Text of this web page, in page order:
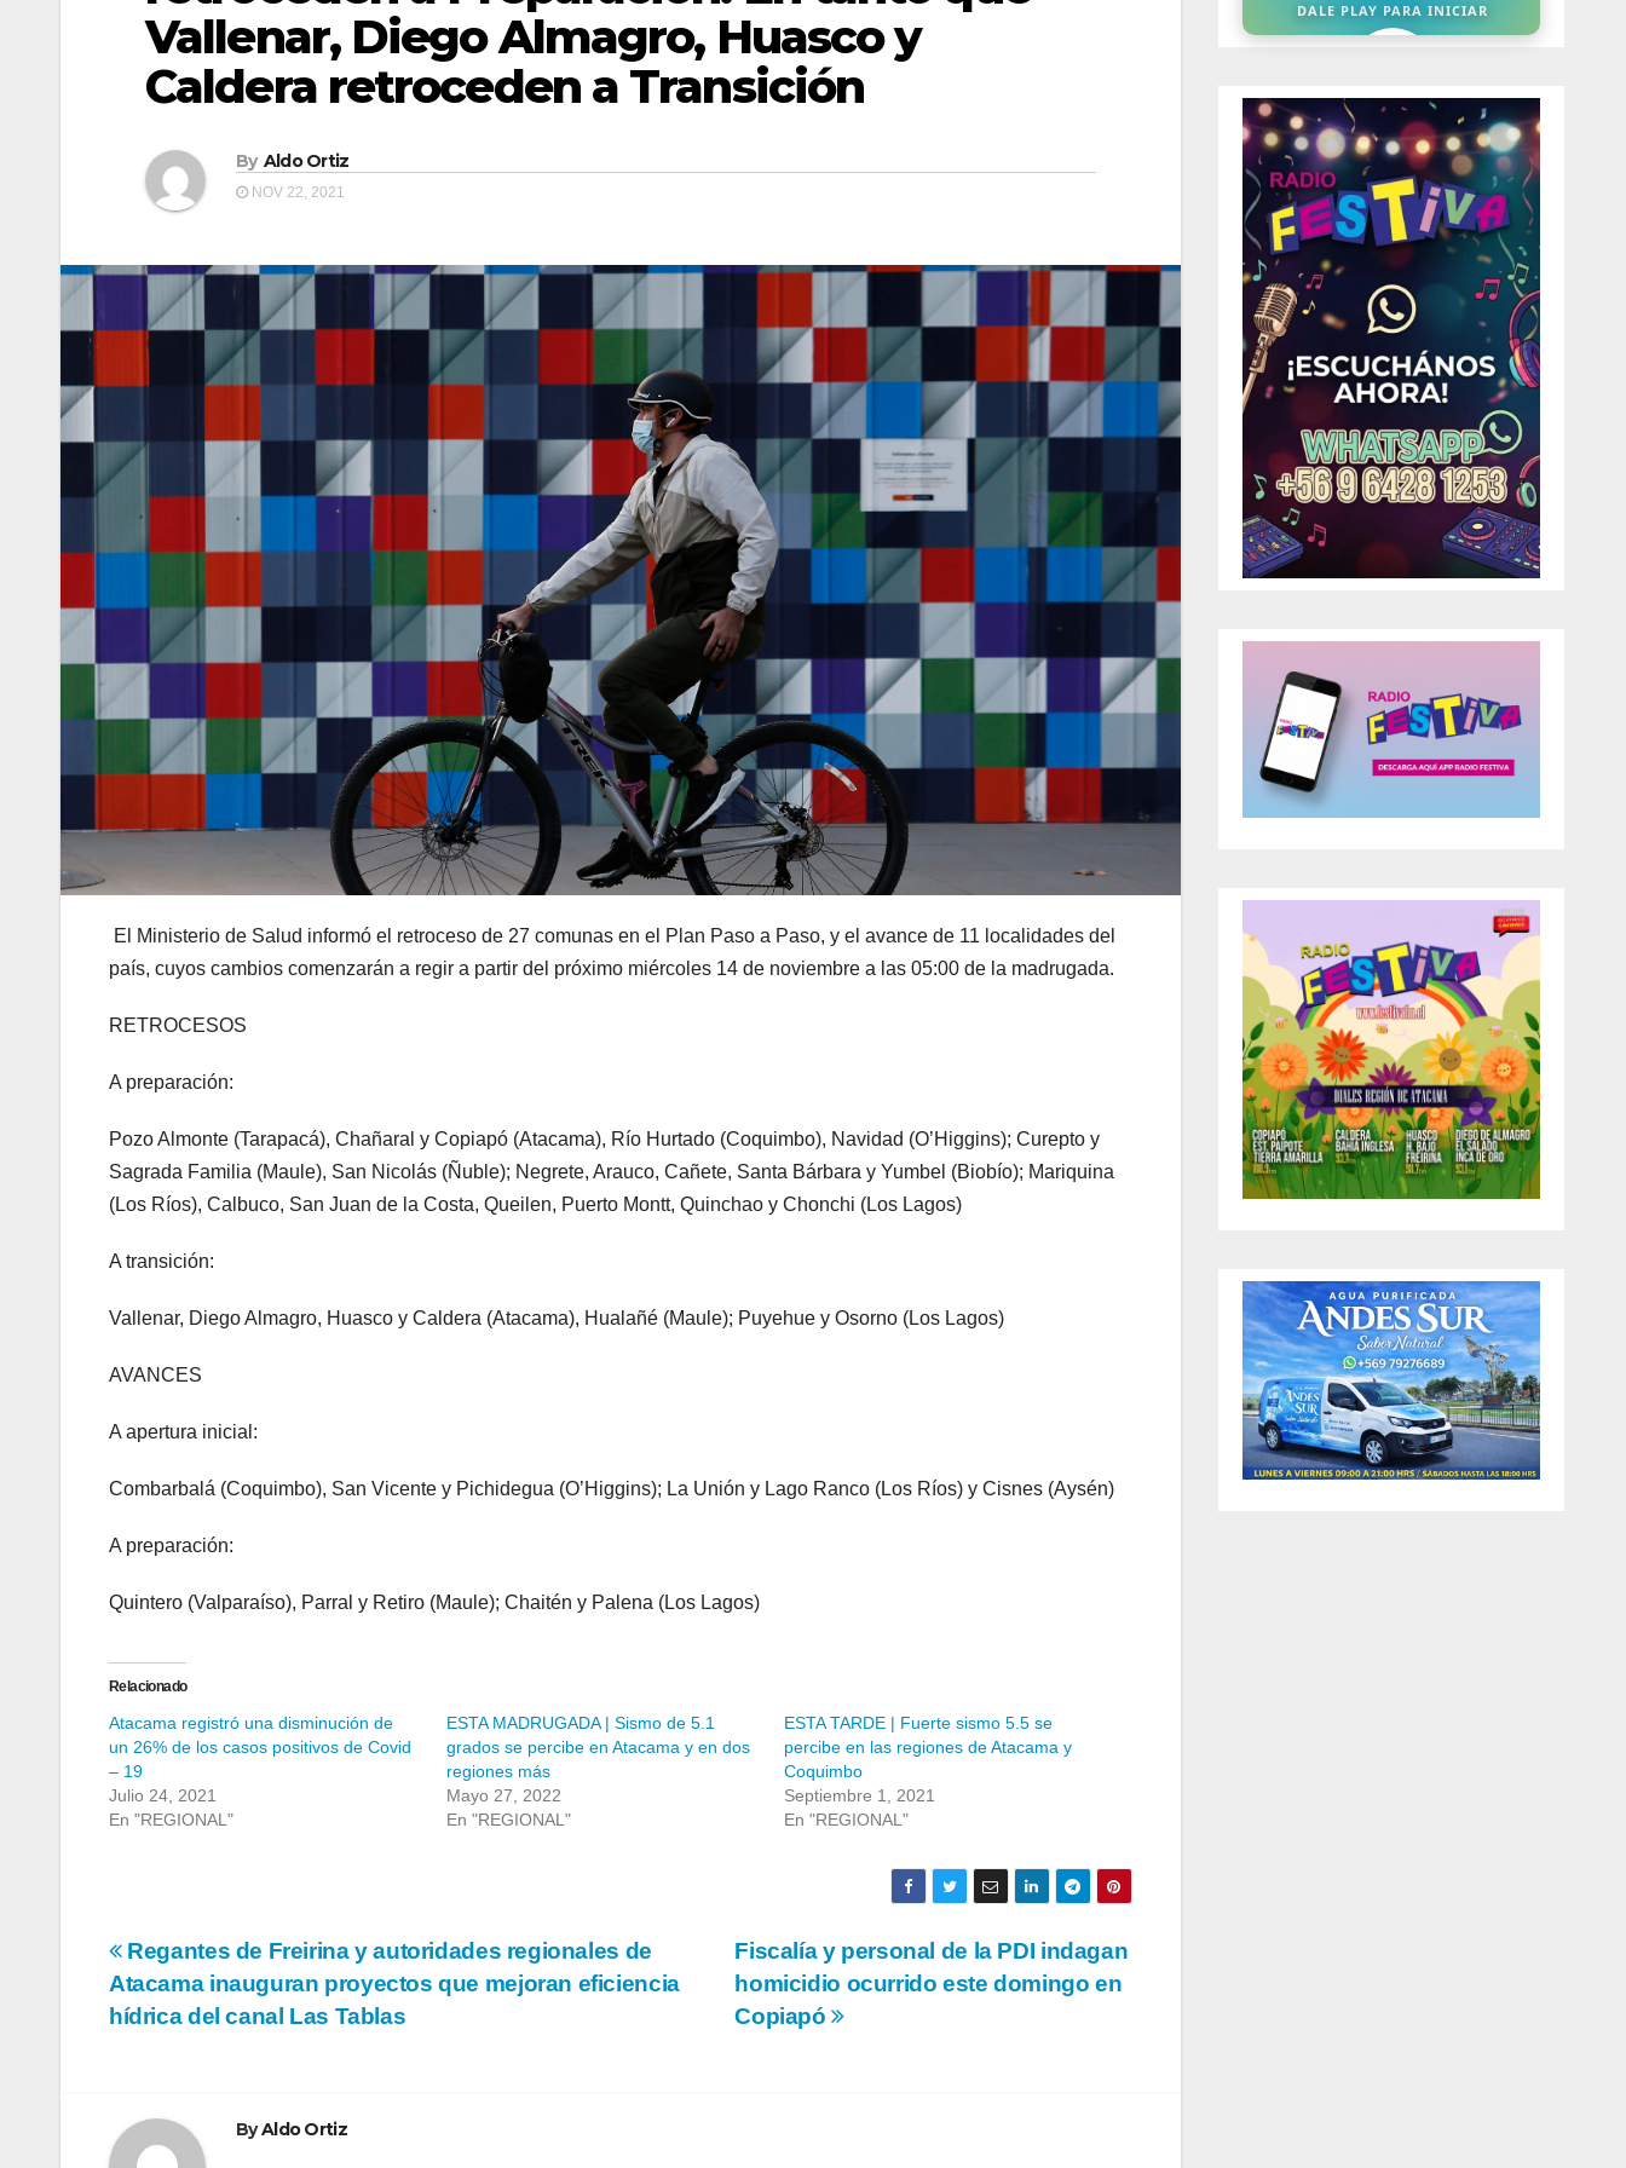
Vallenar, Diego Almagro, Huasco y
Caldera retroceden a Transición
By Aldo Ortiz
NOV 22, 2021
El Ministerio de Salud informó el retroceso de 27 comunas en el Plan Paso a Paso, y el avance de 11 localidades del
país, cuyos cambios comenzarán a regir a partir del próximo miércoles 14 de noviembre a las 05:00 de la madrugada.
RETROCESOS
A preparación:
Pozo Almonte (Tarapacá), Chañaral y Copiapó (Atacama), Río Hurtado (Coquimbo), Navidad (O’Higgins); Curepto y
Sagrada Familia (Maule), San Nicolás (Ñuble); Negrete, Arauco, Cañete, Santa Bárbara y Yumbel (Biobío); Mariquina
(Los Ríos), Calbuco, San Juan de la Costa, Queilen, Puerto Montt, Quinchao y Chonchi (Los Lagos)
A transición:
Vallenar, Diego Almagro, Huasco y Caldera (Atacama), Hualañé (Maule); Puyehue y Osorno (Los Lagos)
AVANCES
A apertura inicial:
Combarbalá (Coquimbo), San Vicente y Pichidegua (O’Higgins); La Unión y Lago Ranco (Los Ríos) y Cisnes (Aysén)
A preparación:
Quintero (Valparaíso), Parral y Retiro (Maule); Chaitén y Palena (Los Lagos)
Relacionado
Atacama registró una disminución de
un 26% de los casos positivos de Covid
– 19
Julio 24, 2021
En "REGIONAL"
ESTA MADRUGADA | Sismo de 5.1
grados se percibe en Atacama y en dos
regiones más
Mayo 27, 2022
En "REGIONAL"
ESTA TARDE | Fuerte sismo 5.5 se
percibe en las regiones de Atacama y
Coquimbo
Septiembre 1, 2021
En "REGIONAL"
Navegación
de
Fiscalía y personal de la PDI indagan
homicidio ocurrido este domingo en
Copiapó
Regantes de Freirina y autoridades regionales de
Atacama inauguran proyectos que mejoran eficiencia
hídrica del canal Las Tablas
ByAldo Ortiz